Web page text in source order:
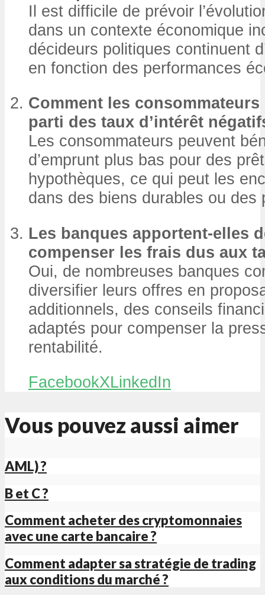
Il est difficile de prévoir
dans un contexte économique
décideurs politiques continuent
en fonction des performances
Comment les
parti des taux d’intérêt
Les consommateurs peuvent
d’emprunt plus bas pour des
hypothèques, ce qui peut les
dans des biens durables ou des
Les banques apportent-elles
compenser les frais dus aux
Oui, de nombreuses banques
diversifier leurs offres en
additionnels, des conseils
adaptés pour compenser la
rentabilité.
FacebookXLinkedIn
Vous pouvez aussi aimer
AML) ?
B et C ?
Comment acheter des cryptomonnaies
avec une carte bancaire ?
Comment adapter sa stratégie de trading
aux conditions du marché ?